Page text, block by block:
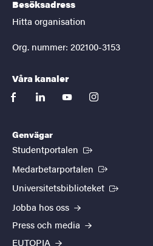
Besöksadress
Hitta organisation
Org. nummer: 202100-3153
Våra kanaler
facebooklinkedinyoutubeinstagram
Genvägar
Studentportalen (Extern länk)
Medarbetarportalen (Extern länk)
Universitetsbiblioteket (Extern länk)
Jobba hos oss
Press och media
EUTOPIA